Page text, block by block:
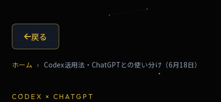
戻る
ホーム › Codex活用法・ChatGPTとの使い分け（6月18日）
CODEX × CHATGPT